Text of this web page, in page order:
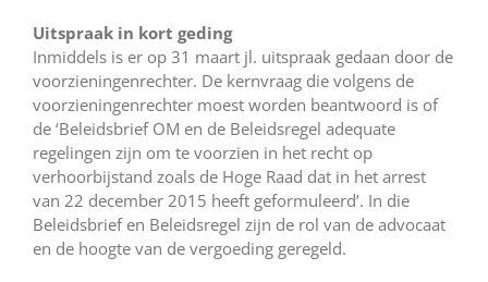
Uitspraak in kort geding
Inmiddels is er op 31 maart jl. uitspraak gedaan door de
voorzieningenrechter. De kernvraag die volgens de
voorzieningenrechter moest worden beantwoord is of
de ‘Beleidsbrief OM en de Beleidsregel adequate
regelingen zijn om te voorzien in het recht op
verhoorbijstand zoals de Hoge Raad dat in het arrest
van 22 december 2015 heeft geformuleerd’. In die
Beleidsbrief en Beleidsregel zijn de rol van de advocaat
en de hoogte van de vergoeding geregeld.